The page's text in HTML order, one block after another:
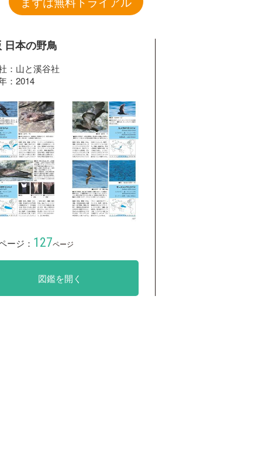
日本の野鳥
：山と溪谷社
：2014
ージ： 127ページ
図鑑を開く